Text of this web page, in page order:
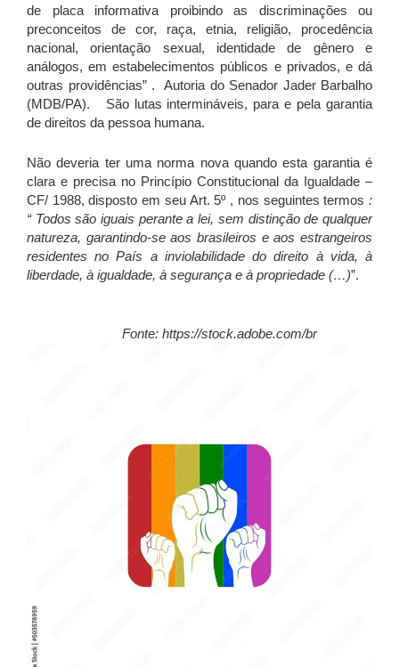
de placa informativa proibindo as discriminações ou
preconceitos de cor, raça, etnia, religião, procedência
nacional, orientação sexual, identidade de gênero e
análogos, em estabelecimentos públicos e privados, e dá
outras providências” . Autoria do Senador Jader Barbalho
(MDB/PA). São lutas intermináveis, para e pela garantia
de direitos da pessoa humana.
Não deveria ter uma norma nova quando esta garantia é
clara e precisa no Princípio Constitucional da Igualdade –
CF/ 1988, disposto em seu Art. 5º , nos seguintes termos :
“ Todos são iguais perante a lei, sem distinção de qualquer
natureza, garantindo-se aos brasileiros e aos estrangeiros
residentes no País a inviolabilidade do direito à vida, à
liberdade, à igualdade, à segurança e à propriedade (…)”.
Fonte: https://stock.adobe.com/br